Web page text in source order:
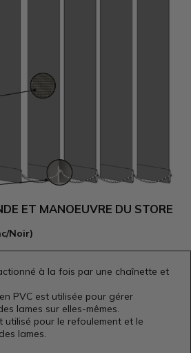
ET MANOEUVRE DU STORE
Noir)
à la fois par une chaînette et
PVC est utilisée pour gérer
lames sur elles-mêmes.
utilisé pour le refoulement et le
lames.